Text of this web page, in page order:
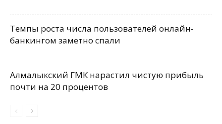
Темпы роста числа пользователей онлайн-
банкингом заметно спали
Алмалыкский ГМК нарастил чистую прибыль
почти на 20 процентов